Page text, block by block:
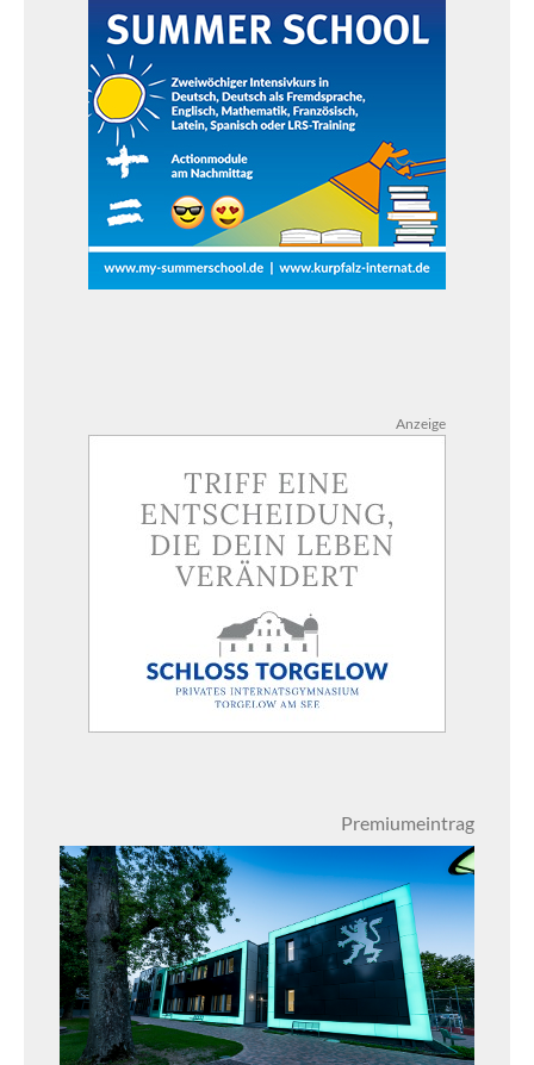
Anzeige
Premiumeintrag